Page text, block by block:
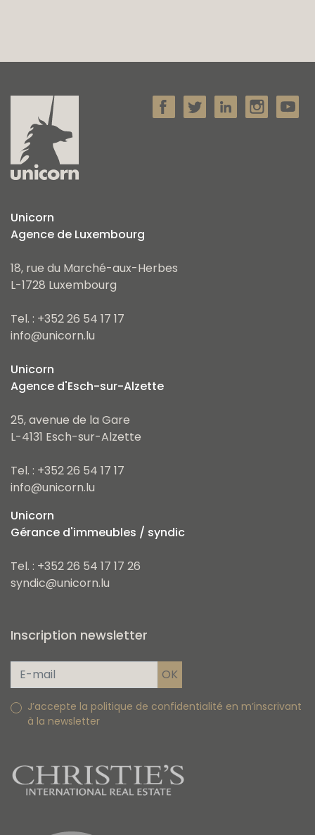
Unicorn
Agence de Luxembourg
18, rue du Marché-aux-Herbes
L-1728 Luxembourg
Tel. : +352 26 54 17 17
info@unicorn.lu
Unicorn
Agence d'Esch-sur-Alzette
25, avenue de la Gare
L-4131 Esch-sur-Alzette
Tel. : +352 26 54 17 17
info@unicorn.lu
Unicorn
Gérance d'immeubles / syndic
Tel. : +352 26 54 17 17 26
syndic@unicorn.lu
Inscription newsletter
J’accepte la politique de confidentialité en m’inscrivant
à la newsletter